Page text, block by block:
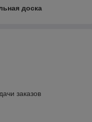
доска
заказов